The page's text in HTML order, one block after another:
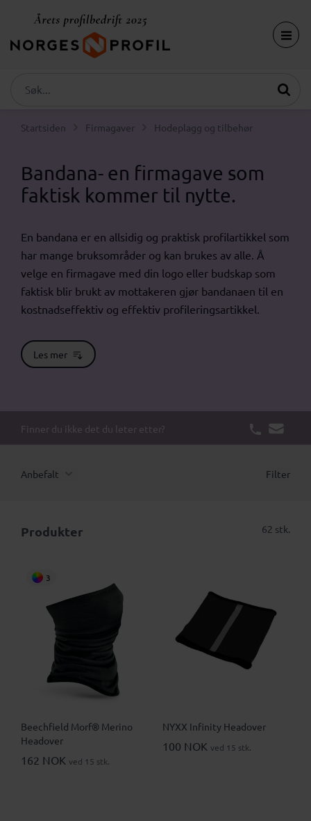
Startsiden Firmagaver Hodeplagg og tilbehør
Bandana- en firmagave som
faktisk kommer til nytte.
En bandana er en allsidig og praktisk profilartikkel som
har mange bruksområder og kan brukes av alle. Å
velge en firmagave med din logo eller budskap som
faktisk blir brukt av mottakeren gjør bandanaen til en
kostnadseffektiv og effektiv profileringsartikkel.
Les mer
Finner du ikke det du leter etter?
Anbefalt Filter
Produkter 62 stk.
3
Beechfield Morf® Merino
Headover
162 NOK ved 15 stk.
NYXX Infinity Headover
100 NOK ved 15 stk.